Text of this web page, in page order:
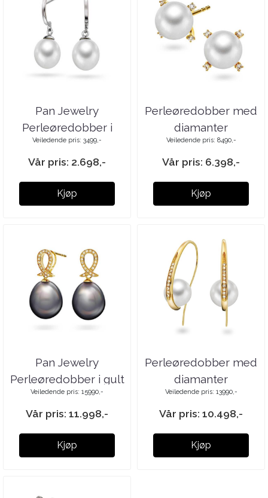
Pan Jewelry
Perleøredobber i
hvitt gull
Veiledende pris: 3499,-
Vår pris: 2.698,-
Kjøp
Perleøredobber med
diamanter
Veiledende pris: 8490,-
Vår pris: 6.398,-
Kjøp
Pan Jewelry
Perleøredobber i gult
gull
Veiledende pris: 15990,-
Vår pris: 11.998,-
Kjøp
Perleøredobber med
diamanter
Veiledende pris: 13990,-
Vår pris: 10.498,-
Kjøp